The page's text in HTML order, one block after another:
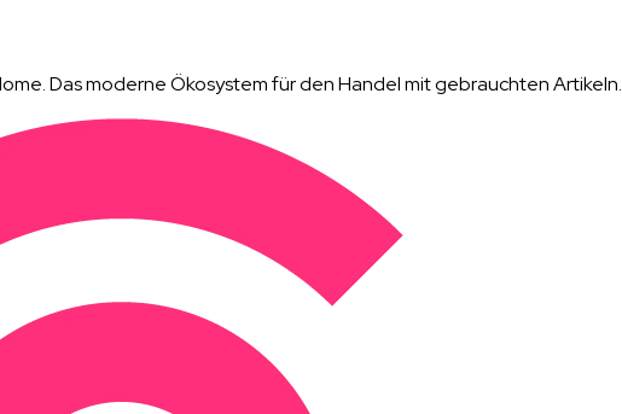
Das moderne Ökosystem für den Handel mit gebrauchten Artikeln.